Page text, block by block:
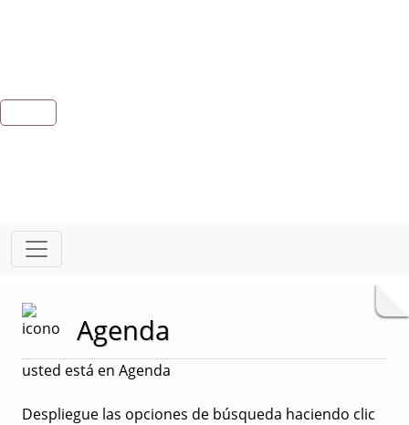
Agenda
usted está en Agenda
Despliegue las opciones de búsqueda haciendo clic